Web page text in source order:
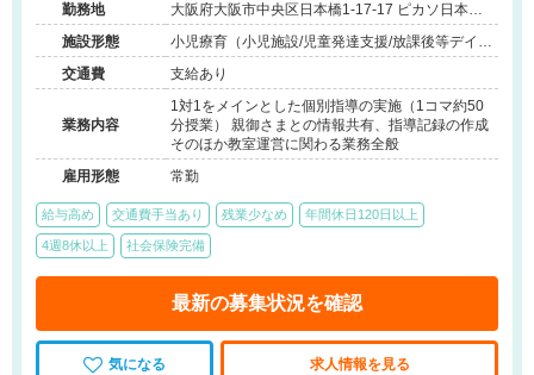
勤務地
大阪府大阪市中央区日本橋1-17-17 ピカソ日本一
ビル4F
施設形態
小児療育（小児施設/児童発達支援/放課後等デイサ
ービス）
交通費 支給あり
業務内容
1対1をメインとした個別指導の実施（1コマ約50
分授業） 親御さまとの情報共有、指導記録の作成
そのほか教室運営に関わる業務全般
雇用形態
常勤
給与高め 交通費手当あり 残業少なめ 年間休日120日以上
4週8休以上 社会保険完備
最新の募集状況を確認
気になる 求人情報を見る